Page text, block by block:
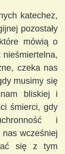
katechez,
pozostały
mówią o
czeka nas
musimy się
bliskiej i
śmierci, gdy
i
wcześniej
się z tym